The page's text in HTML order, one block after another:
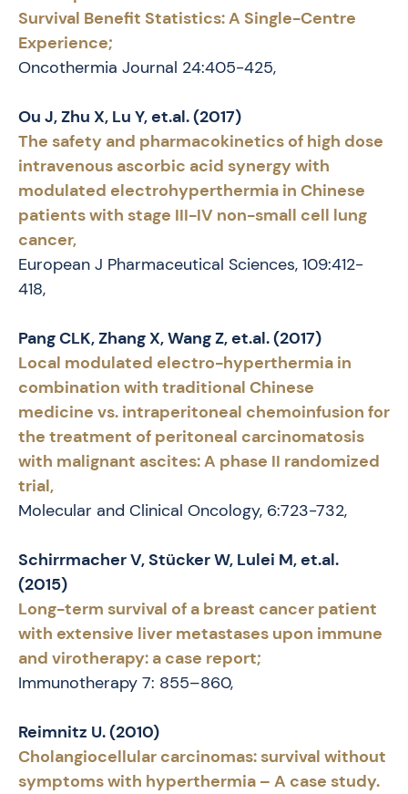
Survival Benefit Statistics: A Single-Centre
Experience;
Oncothermia Journal 24:405-425,
Ou J, Zhu X, Lu Y, et.al. (2017)
The safety and pharmacokinetics of high dose
intravenous ascorbic acid synergy with
modulated electrohyperthermia in Chinese
patients with stage III-IV non-small cell lung
cancer,
European J Pharmaceutical Sciences, 109:412-
418,
Pang CLK, Zhang X, Wang Z, et.al. (2017)
Local modulated electro-hyperthermia in
combination with traditional Chinese
medicine vs. intraperitoneal chemoinfusion for
the treatment of peritoneal carcinomatosis
with malignant ascites: A phase II randomized
trial,
Molecular and Clinical Oncology, 6:723-732,
Schirrmacher V, Stücker W, Lulei M, et.al.
(2015)
Long-term survival of a breast cancer patient
with extensive liver metastases upon immune
and virotherapy: a case report;
Immunotherapy 7: 855–860,
Reimnitz U. (2010)
Cholangiocellular carcinomas: survival without
symptoms with hyperthermia – A case study.